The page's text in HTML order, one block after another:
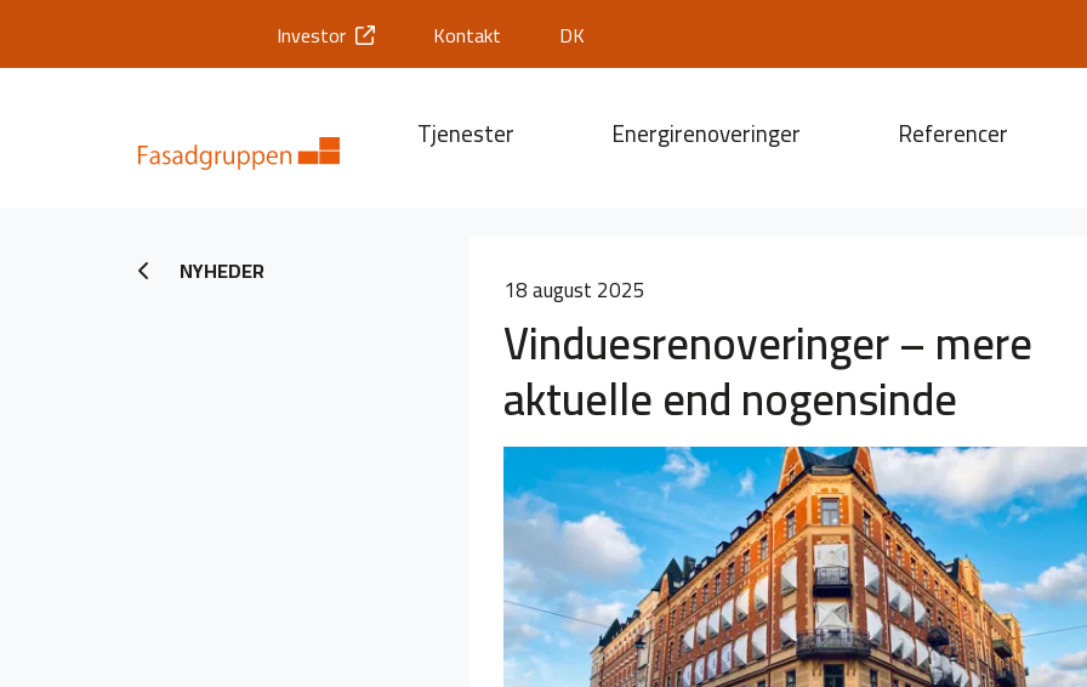
Investor Kontakt DK
Tjenester Energirenoveringer Referencer
NYHEDER 18 august 2025
Vinduesrenoveringer – mere
aktuelle end nogensinde